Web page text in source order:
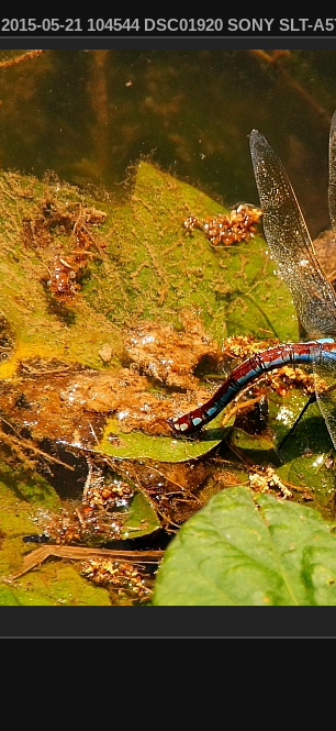
2015-05-21 104544 DSC01920 SONY SLT-